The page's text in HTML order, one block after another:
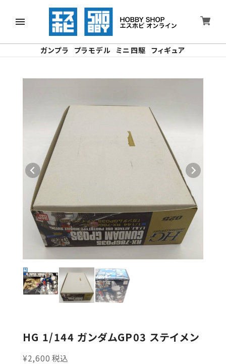
ガンプラ プラモデル ミニ四駆 フィギュア
HG 1/144 ガンダムGP03 ステイメン
¥2,600 税込